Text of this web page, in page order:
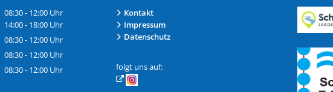
08:30- 12:00 Uhr
Von 08:30 bis 12:00 Uhr
14:00- 18:00 Uhr
Von 14:00 bis 18:00 Uhr
08:30- 12:00 Uhr
Von 08:30 bis 12:00 Uhr
08:30- 12:00 Uhr
Von 08:30 bis 12:00 Uhr
08:30- 12:00 Uhr
Kontakt
Impressum
Datenschutz
folgt uns auf: